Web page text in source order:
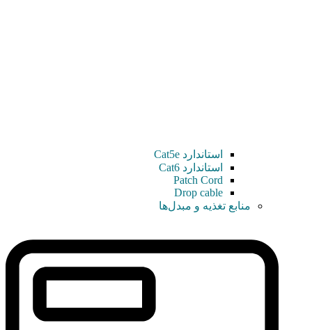
استاندارد Cat5e
استاندارد Cat6
Patch Cord
Drop cable
منابع تغذیه و مبدل‌ها